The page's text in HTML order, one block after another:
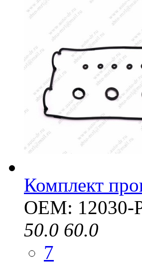
Комплект
OEM: 12030-
50.0 60.0
7